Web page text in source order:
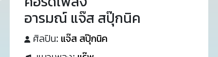
อารมณ์ แจ๊ส สปุ๊กนิค
ศิลปิน: แจ๊ส สปุ๊กนิค